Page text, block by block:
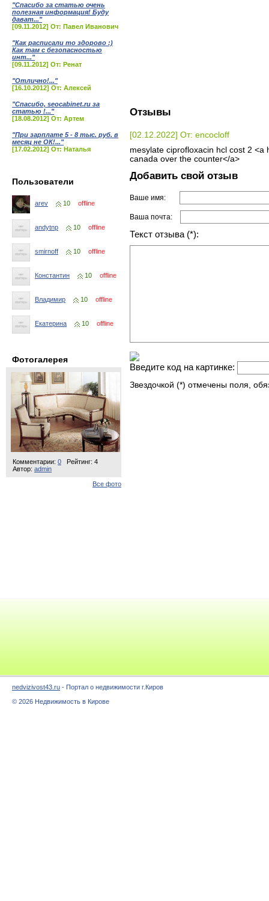
"Спасибо за статью очень
полезная информация! Буду
дават..."
[09.11.2012] От: Павел Иванович
"Как расписали то здорово :)
Как там с безопасностью
инт..."
[09.11.2012] От: Ренат
"Отлично!..."
[16.10.2012] От: Алексей
"Спасибо, seocabinet.ru за
статью !..."
[18.08.2012] От: Артем
"При зарплате 5 - 8 тыс. руб. в
месяц не ОК!..."
[17.02.2012] От: Наталья
Пользователи
arev 10 offline
andytnp 10 offline
smirnoff 10 offline
Константин 10 offline
Владимир 10 offline
Екатерина 10 offline
Фотогалерея
Комментарии: 0
Рейтинг: 4
Автор: admin
Все фото
Отзывы
[02.12.2022] От: encocloff
mesylate ciprofloxacin hcl cost 2
canada over the counter</a>
Добавить свой отзыв
Ваше имя:
Ваша почта:
Текст отзыва (*):
Введите код на картинке:
Звездочкой (*) отмечены поля,
nedvizivost43.ru - Портал о недвижимости г.Киров
© 2026 Недвижимость в Кирове